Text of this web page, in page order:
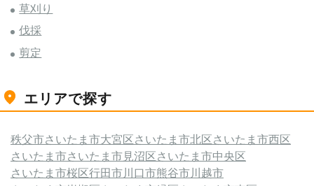
草刈り
伐採
剪定
エリアで探す
秩父市さいたま市大宮区さいたま市北区さいたま市西区
さいたま市さいたま市見沼区さいたま市中央区
さいたま市桜区行田市川口市熊谷市川越市